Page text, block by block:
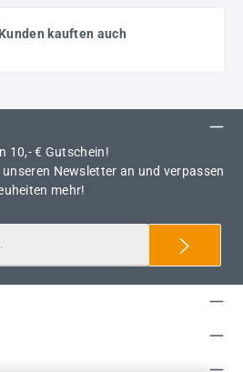
kauften auch
10,- € Gutschein!
Newsletter an und verpassen
mehr!